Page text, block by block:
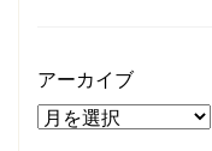
アーカイブ